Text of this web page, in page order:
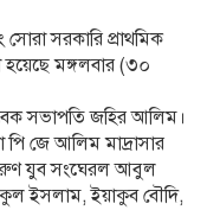
সরকারি প্রাথমিক
হয়েছে মঙ্গলবার (৩০
সভাপতি জহির আলিম।
পি জে আলিম মাদ্রাসার
যুব সংঘেরল আবুল
ইসলাম, ইয়াকুব বৌদি,